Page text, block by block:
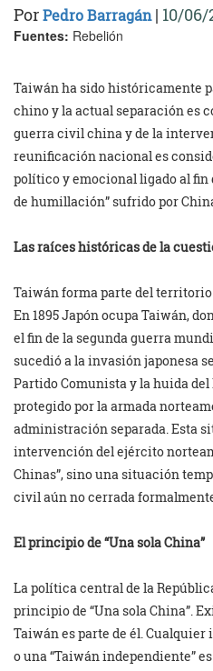
PorPedro Barragán| 10/06/
Fuentes: Rebelión
Taiwán ha sido históricamente
chino y la actual separación es
guerra civil china y de la
reunificación nacional es
político y emocional ligado al fin
de humillación” sufrido por
Las raíces históricas de la
Taiwán forma parte del territorio
En 1895 Japón ocupa Taiwán,
el fin de la segunda guerra
sucedió a la invasión japonesa
Partido Comunista y la huida
protegido por la armada
administración separada. Esta
intervención del ejército
Chinas”, sino una situación
civil aún no cerrada
El principio de “Una sola China”
La política central de la
principio de “Una sola China”.
Taiwán es parte de él. Cualquier
o una “Taiwán independiente”